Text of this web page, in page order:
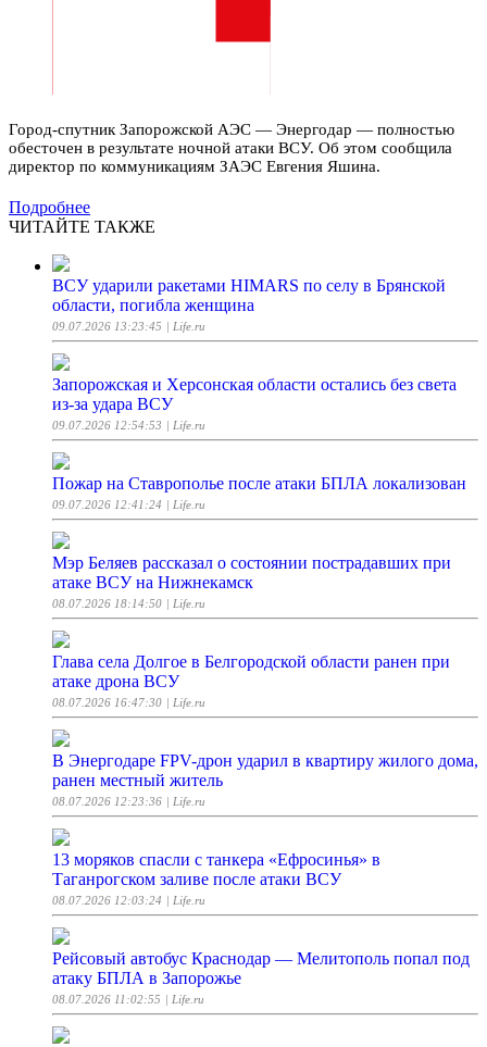
Город-спутник Запорожской АЭС — Энергодар — полностью
обесточен в результате ночной атаки ВСУ. Об этом сообщила
директор по коммуникациям ЗАЭС Евгения Яшина.
Подробнее
ЧИТАЙТЕ ТАКЖЕ
ВСУ ударили ракетами HIMARS по селу в Брянской
области, погибла женщина
09.07.2026 13:23:45 | Life.ru
Запорожская и Херсонская области остались без света
из-за удара ВСУ
09.07.2026 12:54:53 | Life.ru
Пожар на Ставрополье после атаки БПЛА локализован
09.07.2026 12:41:24 | Life.ru
Мэр Беляев рассказал о состоянии пострадавших при
атаке ВСУ на Нижнекамск
08.07.2026 18:14:50 | Life.ru
Глава села Долгое в Белгородской области ранен при
атаке дрона ВСУ
08.07.2026 16:47:30 | Life.ru
В Энергодаре FPV-дрон ударил в квартиру жилого дома,
ранен местный житель
08.07.2026 12:23:36 | Life.ru
13 моряков спасли с танкера «Ефросинья» в
Таганрогском заливе после атаки ВСУ
08.07.2026 12:03:24 | Life.ru
Рейсовый автобус Краснодар — Мелитополь попал под
атаку БПЛА в Запорожье
08.07.2026 11:02:55 | Life.ru